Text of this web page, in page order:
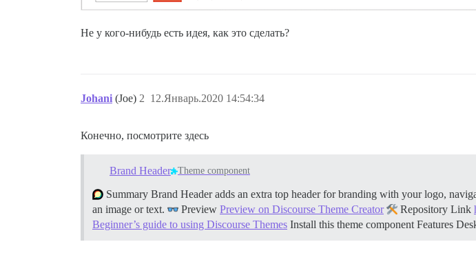
Не у кого-нибудь есть идея, как это сделать?
Johani (Joe) 12.Январь.2020 14:54:34
2
Конечно, посмотрите здесь
Brand Header Theme component
Summary Brand Header adds an extra top header for branding with your logo,
an image or text.
Preview Preview on Discourse Theme Creator Repository Link
Beginner’s guide to using Discourse Themes Install this theme component Features